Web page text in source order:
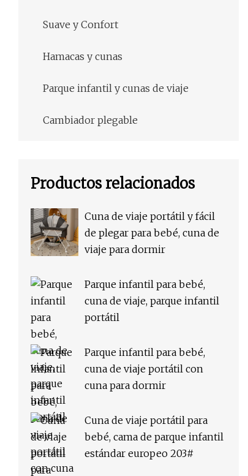
Suave y Confort
Hamacas y cunas
Parque infantil y cunas de viaje
Cambiador plegable
Productos relacionados
Cuna de viaje portátil y fácil
de plegar para bebé, cuna de
viaje para dormir
Parque infantil para bebé,
cuna de viaje, parque infantil
portátil
Parque infantil para bebé,
cuna de viaje portátil con
cuna para dormir
Cuna de viaje portátil para
bebé, cama de parque infantil
estándar europeo 203#